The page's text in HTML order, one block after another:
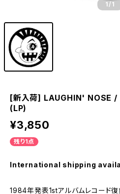
1 /1
[新入荷] LAUGHIN' NOSE /
(LP)
¥3,850
残り1点
International shipping
1984年発表1stアルバムレコード